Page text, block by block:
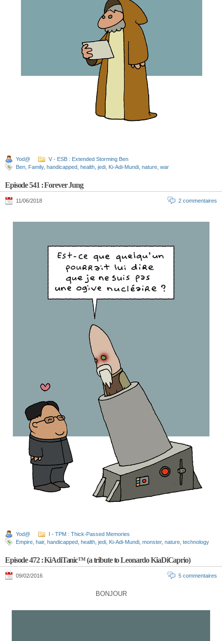
Yod@
V - ESB : Extended Storming Ben
Ben, Family, handicapped, health, jedi, Ki-Adi-Mundi, nature, war
Episode 541 : Forever Jung
11/06/2018 2 commentaires
Yod@
I - TPM : Thick-Passed Memories
Empire hair, handicapped health jedi Ki-Adi-Mundi monster, nature technology
Episode 472 : KiAdiTanic™ (a tribute to Leonardo KiaDiCaprio)
09/02/2016 5 commentaires
BONJOUR